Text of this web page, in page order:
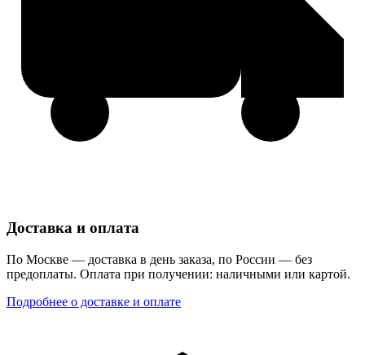
Доставка и оплата
По Москве — доставка в день заказа, по России — без
предоплаты. Оплата при получении: наличными или картой.
Подробнее о доставке и оплате